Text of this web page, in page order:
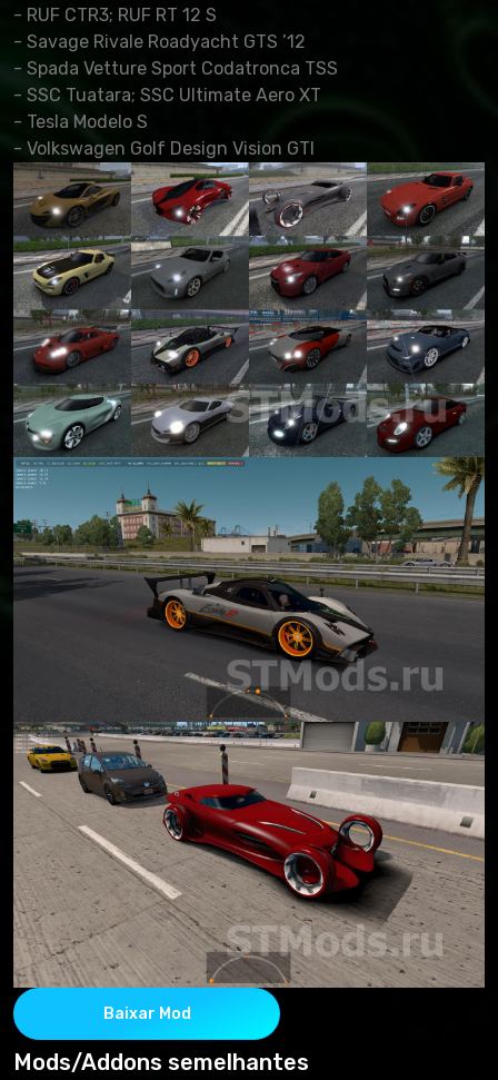
- RUF CTR3; RUF RT 12 S
- Savage Rivale Roadyacht GTS ’12
- Spada Vetture Sport Codatronca TSS
- SSC Tuatara; SSC Ultimate Aero XT
- Tesla Modelo S
- Volkswagen Golf Design Vision GTI
Baixar Mod
Mods/Addons semelhantes